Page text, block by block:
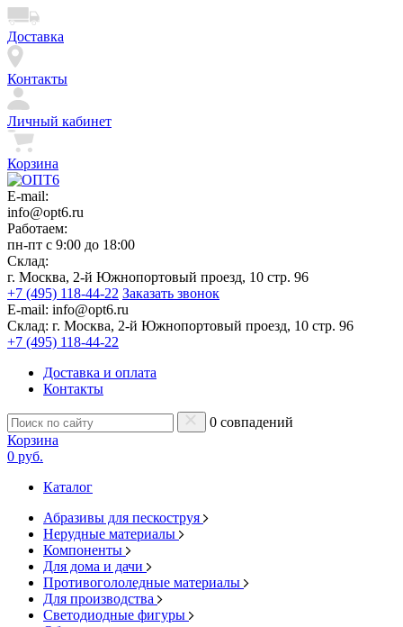
Доставка
Контакты
Личный кабинет
Корзина
E-mail:
info@opt6.ru
Работаем:
пн-пт с 9:00 до 18:00
Склад:
г. Москва, 2-й Южнопортовый проезд, 10 стр. 96
+7 (495) 118-44-22 Заказать звонок
E-mail: info@opt6.ru
Склад: г. Москва, 2-й Южнопортовый проезд, 10 стр. 96
+7 (495) 118-44-22
Доставка и оплата
Контакты
0 совпадений
Корзина
0 руб.
Каталог
Абразивы для пескоструя
Нерудные материалы
Компоненты
Для дома и дачи
Противогололедные материалы
Для производства
Светодиодные фигуры